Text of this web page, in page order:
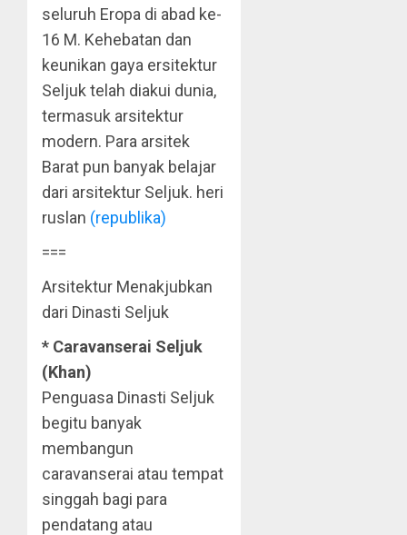
seluruh Eropa di abad ke-
16 M. Kehebatan dan
keunikan gaya ersitektur
Seljuk telah diakui dunia,
termasuk arsitektur
modern. Para arsitek
Barat pun banyak belajar
dari arsitektur Seljuk. heri
ruslan (republika)
===
Arsitektur Menakjubkan
dari Dinasti Seljuk
* Caravanserai Seljuk
(Khan)
Penguasa Dinasti Seljuk
begitu banyak
membangun
caravanserai atau tempat
singgah bagi para
pendatang atau